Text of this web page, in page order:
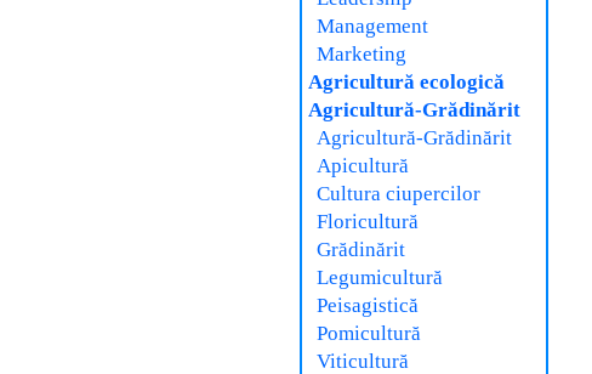
Management
Marketing
Agricultură ecologică
Agricultură-Grădinărit
Agricultură-Grădinărit
Apicultură
Cultura ciupercilor
Floricultură
Grădinărit
Legumicultură
Peisagistică
Pomicultură
Viticultură